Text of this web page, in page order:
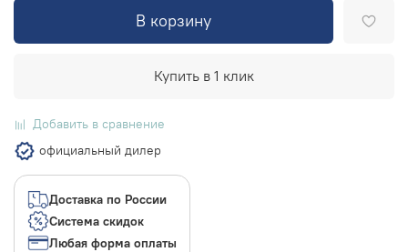
В корзину
Купить в 1 клик
Добавить в сравнение
официальный дилер
Доставка по России
Система скидок
Любая форма оплаты